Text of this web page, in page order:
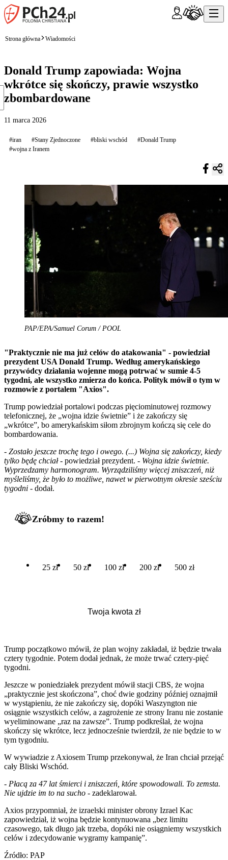
Strona główna Wiadomości
Donald Trump zapowiada: Wojna
wkrótce się skończy, prawie wszystko
zbombardowane
11 marca 2026
#iran #Stany Zjednoczone #bliski wschód
#Donald Trump
#wojna z Iranem
PAP/EPA/Samuel Corum / POOL
"Praktycznie nie ma już celów do atakowania" - powiedział
prezydent USA Donald Trump. Według amerykańskiego
przywódcy działania wojenne mogą potrwać w sumie 4-5
tygodni, ale wszystko zmierza do końca. Polityk mówił o tym w
rozmowie z portalem "Axios".
Trump powiedział portalowi podczas pięciominutowej rozmowy
telefonicznej, że „wojna idzie świetnie” i że zakończy się
„wkrótce”, bo amerykańskim siłom zbrojnym kończą się cele do
bombardowania.
- Zostało jeszcze trochę tego i owego. (...) Wojna się zakończy, kiedy
tylko będę chciał- powiedział prezydent. - Wojna idzie świetnie.
Wyprzedzamy harmonogram. Wyrządziliśmy więcej zniszczeń, niż
myśleliśmy, że było to możliwe, nawet w pierwotnym okresie sześciu
tygodni - dodał.
Zróbmy to razem!
25 zł 50 zł 100 zł 200 zł 500 zł
Trump początkowo mówił, że plan wojny zakładał, iż będzie trwała
cztery tygodnie. Potem dodał jednak, że może trwać cztery-pięć
tygodni.
Jeszcze w poniedziałek prezydent mówił stacji CBS, że wojna
„praktycznie jest skończona”, choć dwie godziny później oznajmił
w wystąpieniu, że nie zakończy się, dopóki Waszyngton nie
osiągnie wszystkich celów, a zagrożenie ze strony Iranu nie zostanie
wyeliminowane „raz na zawsze”. Trump podkreślał, że wojna
skończy się wkrótce, lecz jednocześnie twierdził, że nie będzie to w
tym tygodniu.
W wywiadzie z Axiosem Trump przekonywał, że Iran chciał przejąć
cały Bliski Wschód.
- Płacą za 47 lat śmierci i zniszczeń, które spowodowali. To zemsta.
Nie ujdzie im to na sucho - zadeklarował.
Axios przypomniał, że izraelski minister obrony Izrael Kac
zapowiedział, iż wojna będzie kontynuowana „bez limitu
czasowego, tak długo jak trzeba, dopóki nie osiągniemy wszystkich
celów i zdecydowanie wygramy kampanię”.
Źródło: PAP